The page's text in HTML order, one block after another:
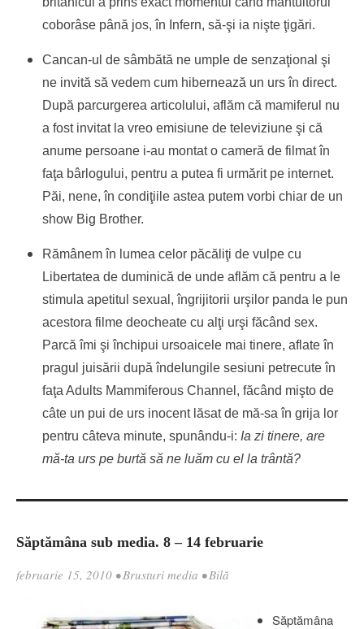
coborâse până jos, în Infern, să-şi ia nişte ţigări.
Cancan-ul de sâmbătă ne umple de senzaţional şi
ne invită să vedem cum hibernează un urs în direct.
După parcurgerea articolului, aflăm că mamiferul nu
a fost invitat la vreo emisiune de televiziune şi că
anume persoane i-au montat o cameră de filmat în
faţa bârlogului, pentru a putea fi urmărit pe internet.
Păi, nene, în condiţiile astea putem vorbi chiar de un
show Big Brother.
Rămânem în lumea celor păcăliţi de vulpe cu
Libertatea de duminică de unde aflăm că pentru a le
stimula apetitul sexual, îngrijitorii urşilor panda le pun
acestora filme deocheate cu alţi urşi făcând sex.
Parcă îmi şi închipui ursoaicele mai tinere, aflate în
pragul juisării după îndelungile sesiuni petrecute în
faţa Adults Mammiferous Channel, făcând mişto de
câte un pui de urs inocent lăsat de mă-sa în grija lor
pentru câteva minute, spunându-i: Ia zi tinere, are
mă-ta urs pe burtă să ne luăm cu el la trântă?
Săptămâna sub media. 8 – 14 februarie
februarie 15, 2010 •Brusturi media •Bilă
Săptămâna